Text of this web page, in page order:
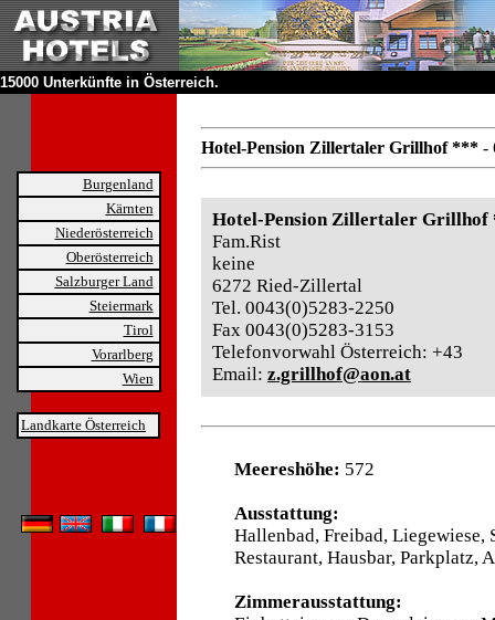
15000 Unterkünfte in Österreich.
Burgenland
Kärnten
Niederösterreich
Oberösterreich
Salzburger Land
Steiermark
Tirol
Vorarlberg
Wien
Landkarte Österreich
Hotel-Pension Zillertaler Grillhof *** -
Hotel-Pension Zillertaler
Fam.Rist
keine
6272 Ried-Zillertal
Tel. 0043(0)5283-2250
Fax 0043(0)5283-3153
Telefonvorwahl Österreich: +43
Email: z.grillhof@aon.at
Meereshöhe: 572
Ausstattung:
Hallenbad, Freibad,
Restaurant, Hausbar, Parkplatz,
Zimmerausstattung: